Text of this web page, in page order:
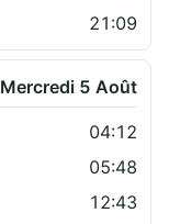
21:09
Mercredi 5 Août
04:12
05:48
12:43